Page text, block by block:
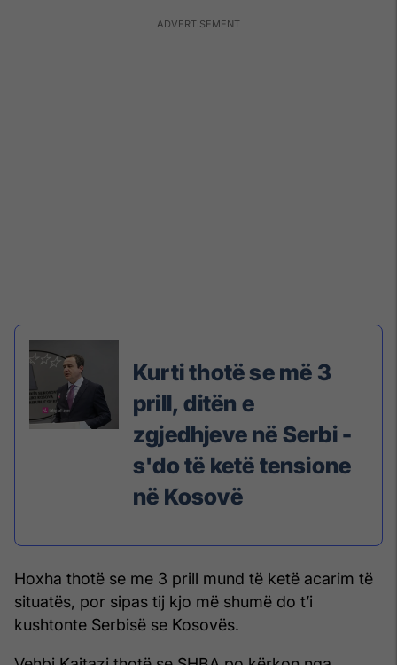
Kurti thotë se më 3
prill, ditën e
zgjedhjeve në Serbi -
s'do të ketë tensione
në Kosovë
Hoxha thotë se me 3 prill mund të ketë acarim të
situatës, por sipas tij kjo më shumë do t’i
kushtonte Serbisë se Kosovës.